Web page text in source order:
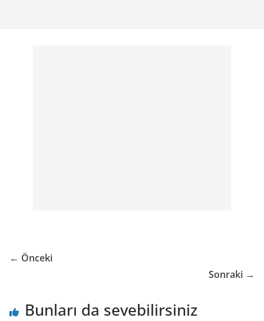
← Önceki
Sonraki →
Bunları da sevebilirsiniz